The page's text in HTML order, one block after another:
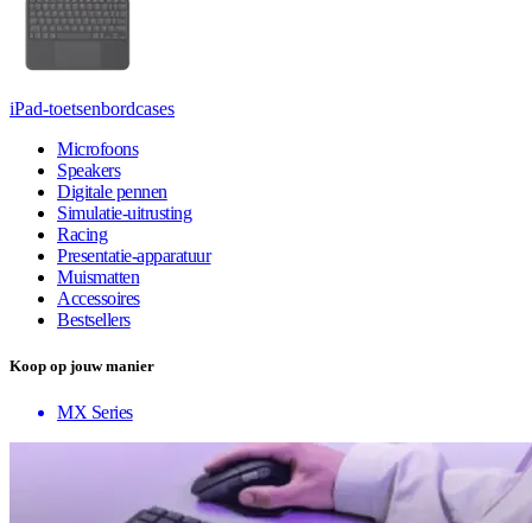
iPad-toetsenbordcases
Microfoons
Speakers
Digitale pennen
Simulatie-uitrusting
Racing
Presentatie-apparatuur
Muismatten
Accessoires
Bestsellers
Koop op jouw manier
MX Series